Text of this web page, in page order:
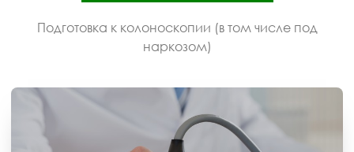
Подготовка к колоноскопии (в том числе под
наркозом)